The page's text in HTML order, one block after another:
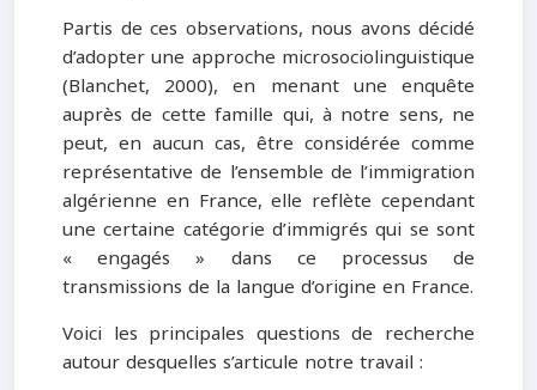
Partis de ces observations, nous avons décidé
d’adopter une approche microsociolinguistique
(Blanchet, 2000), en menant une enquête
auprès de cette famille qui, à notre sens, ne
peut, en aucun cas, être considérée comme
représentative de l’ensemble de l’immigration
algérienne en France, elle reflète cependant
une certaine catégorie d’immigrés qui se sont
« engagés » dans ce processus de
transmissions de la langue d’origine en France.
Voici les principales questions de recherche
autour desquelles s’articule notre travail :